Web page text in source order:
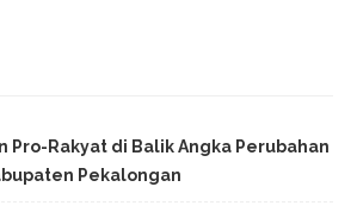
Pro-Rakyat di Balik Angka Perubahan
Pekalongan